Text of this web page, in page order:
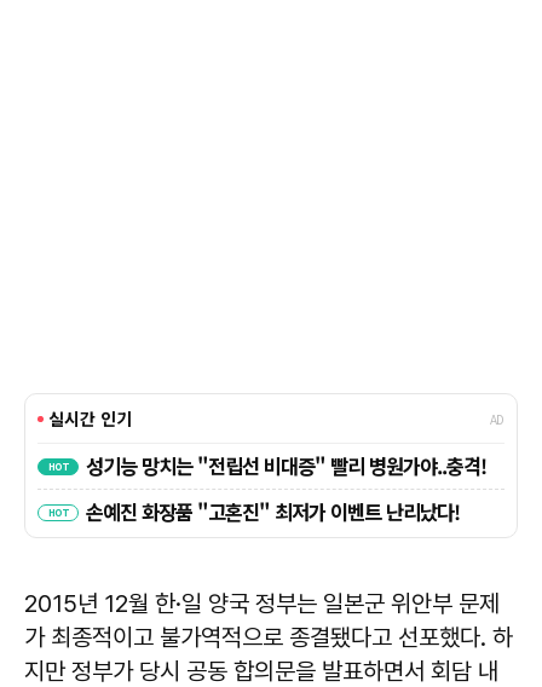
2015년 12월 한·일 양국 정부는 일본군 위안부 문제
가 최종적이고 불가역적으로 종결됐다고 선포했다. 하
지만 정부가 당시 공동 합의문을 발표하면서 회담 내